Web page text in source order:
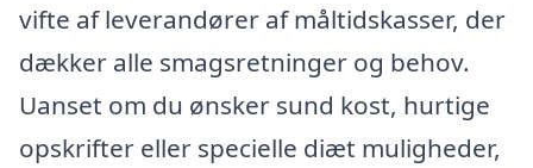
vifte af leverandører af måltidskasser, der
dækker alle smagsretninger og behov.
Uanset om du ønsker sund kost, hurtige
opskrifter eller specielle diæt muligheder,